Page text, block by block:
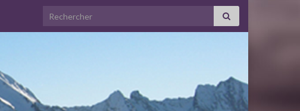
Search for: